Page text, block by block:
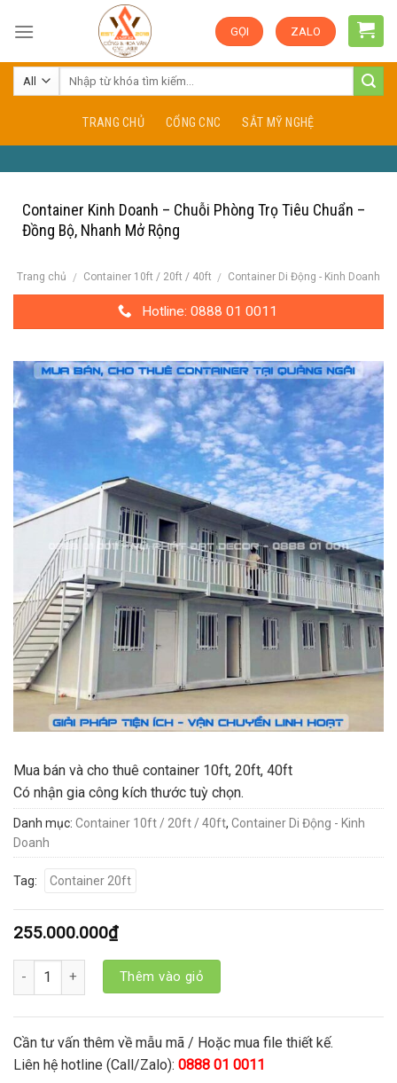
GỌI ZALO
TRANG CHỦ CỔNG CNC SẮT MỸ NGHỆ
Container Kinh Doanh – Chuỗi Phòng Trọ Tiêu Chuẩn –
Đồng Bộ, Nhanh Mở Rộng
Trang chủ / Container 10ft / 20ft / 40ft / Container Di Động - Kinh Doanh
Hotline: 0888 01 0011
Mua bán và cho thuê container 10ft, 20ft, 40ft
Có nhận gia công kích thước tuỳ chọn.
Danh mục: Container 10ft / 20ft / 40ft, Container Di Động - Kinh
Doanh
Tag: Container 20ft
255.000.000₫
Số lượng Thêm vào giỏ
Cần tư vấn thêm về mẫu mã / Hoặc mua file thiết kế.
Liên hệ hotline (Call/Zalo): 0888 01 0011